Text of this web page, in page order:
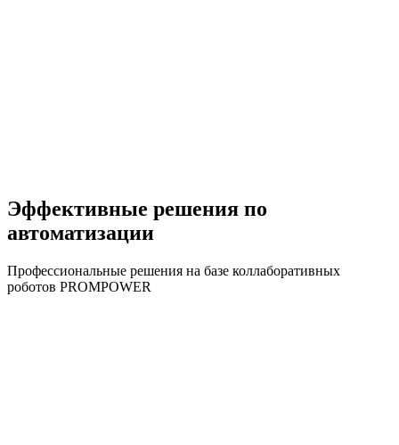
Эффективные решения по
автоматизации
Профессиональные решения на базе коллаборативных
роботов PROMPOWER